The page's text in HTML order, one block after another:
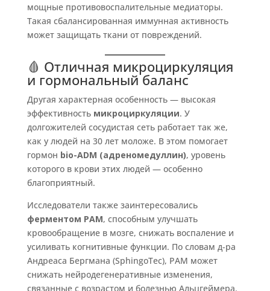
мощные противовоспалительные медиаторы.
Такая сбалансированная иммунная активность
может защищать ткани от повреждений.
🩸 Отличная микроциркуляция
и гормональный баланс
Другая характерная особенность — высокая
эффективность микроциркуляции. У
долгожителей сосудистая сеть работает так же,
как у людей на 30 лет моложе. В этом помогает
гормон bio-ADM (адреномедуллин), уровень
которого в крови этих людей — особенно
благоприятный.
Исследователи также заинтересовались
ферментом PAM, способным улучшать
кровообращение в мозге, снижать воспаление и
усиливать когнитивные функции. По словам д-ра
Андреаса Бергмана (SphingoTec), PAM может
снижать нейродегенеративные изменения,
связанные с возрастом и болезнью Альцгеймера.